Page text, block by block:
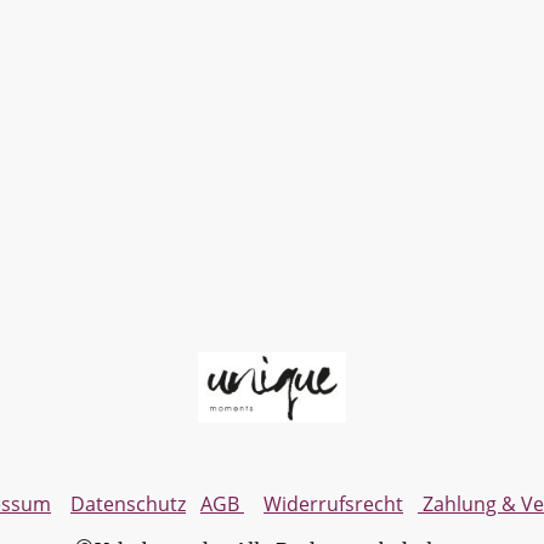
Datenschutz AGB Widerrufsrecht Zahlung &